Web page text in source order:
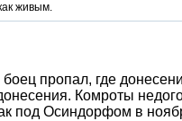
живым.
боец пропал, где
Комроты
под Осиндорфом в